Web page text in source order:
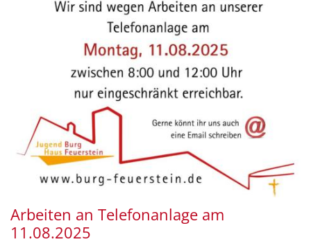
Arbeiten an Telefonanlage am
11.08.2025